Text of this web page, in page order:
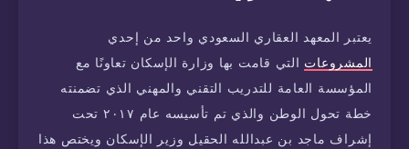
يعتبر المعهد العقاري السعودي واحد من إحدي
المشروعات التي قامت بها وزارة الإسكان تعاونًا مع
المؤسسة العامة للتدريب التقني والمهني الذي تضمنته
خطة تحول الوطن والذي تم تأسيسه عام ٢٠١٧ تحت
إشراف ماجد بن عبدالله الحقيل وزير الإسكان ويختص هذا